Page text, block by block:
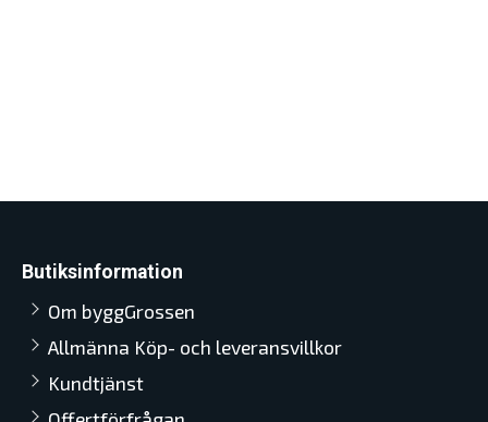
Butiksinformation
Om byggGrossen
Allmänna Köp- och leveransvillkor
Kundtjänst